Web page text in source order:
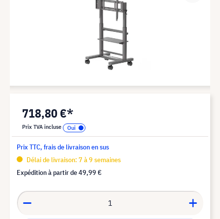
718,80 €*
Prix TVA incluse
Prix TTC, frais de livraison en sus
Délai de livraison: 7 à 9 semaines
Expédition à partir de49,99 €